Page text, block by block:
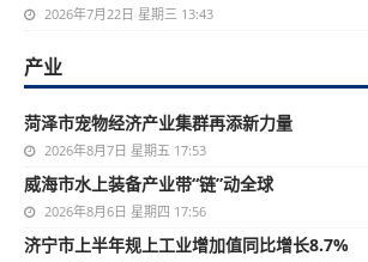
2026年7月22日 星期三 13:43
产业
菏泽市宠物经济产业集群再添新力量
2026年8月7日 星期五 17:53
威海市水上装备产业带“链”动全球
2026年8月6日 星期四 17:56
济宁市上半年规上工业增加值同比增长8.7%